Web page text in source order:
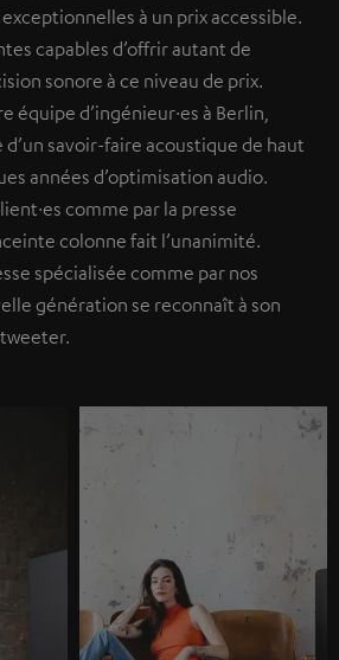
à un prix accessible.
capables d’offrir autant de
sonore à ce niveau de prix.
équipe d’ingénieur·es à Berlin,
savoir-faire acoustique de haut
années d’optimisation audio.
comme par la presse
colonne fait l’unanimité.
spécialisée comme par nos
génération se reconnaît à son